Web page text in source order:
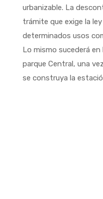
urbanizable. La
trámite que exige la
determinados usos
Lo mismo sucederá
parque Central, una
se construya la